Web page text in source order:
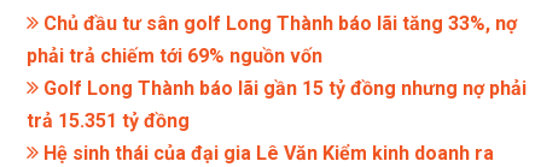
Chủ đầu tư sân golf Long Thành báo lãi tăng 33%, nợ
phải trả chiếm tới 69% nguồn vốn
Golf Long Thành báo lãi gần 15 tỷ đồng nhưng nợ phải
trả 15.351 tỷ đồng
Hệ sinh thái của đại gia Lê Văn Kiểm kinh doanh ra